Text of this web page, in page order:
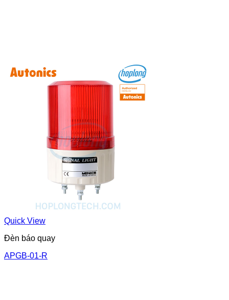
Quick View
Đèn báo quay
APGB-01-R